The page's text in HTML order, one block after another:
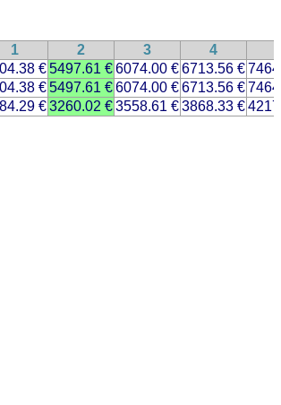
1 2 3 4
€5497.61 €6074.00 €6713.56 €
€5497.61 €6074.00 €6713.56 €
€3260.02 €3558.61 €3868.33 €